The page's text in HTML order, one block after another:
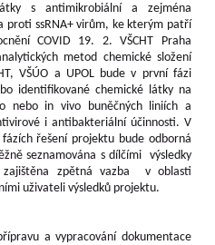
s antimikrobiální a zejména
proti ssRNA+ virům, ke kterým patří
COVID 19. 2. VŠCHT Praha
metod chemické složení
VŠÚO a UPOL bude v první fázi
identifikované chemické látky na
nebo in vivo buněčných liniích a
i antibakteriální účinnosti. V
řešení projektu bude odborná
seznamována s dílčími výsledky
zpětná vazba v oblasti
uživateli výsledků projektu.
a vypracování dokumentace